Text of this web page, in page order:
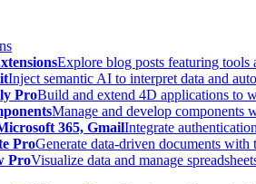
Explore blog posts featuring tools
Inject semantic AI to interpret data and
ProBuild and extend 4D applications to
Manage and develop components
365, GmailIntegrate
ProGenerate data-driven documents
ProVisualize data and manage